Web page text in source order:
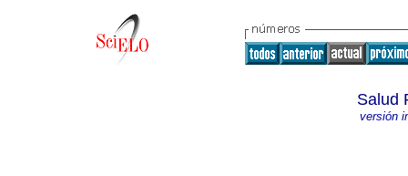
Salud
versión